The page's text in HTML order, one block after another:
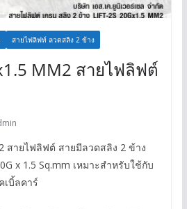
สายไฟลิฟท์ ลวดสลิง 2 ข้าง
MM2 สายไฟลิฟต์
สายไฟลิฟต์ สายมีลวดสลิง 2 ข้าง
x 1.5 Sq.mm เหมาะสำหรับใช้กับ
เบิ้ลคาร์